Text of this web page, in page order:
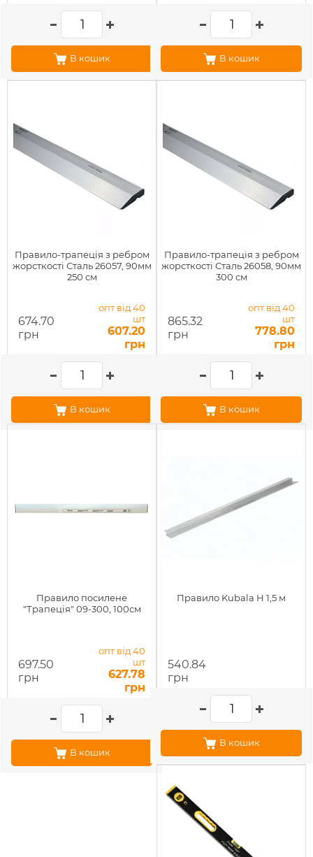
В кошик В кошик
Правило-трапеція з ребром
жорсткості Сталь 26057, 90мм
250 см
674.70
грн
опт від 40
шт
607.20
грн
В кошик
Правило-трапеція з ребром
жорсткості Сталь 26058, 90мм
300 см
865.32
грн
опт від 40
шт
778.80
грн
В кошик
Правило посилене
"Трапеція" 09-300, 100см
697.50
грн
опт від 40
шт
627.78
грн
В кошик
Правило Kubala Н 1,5 м
540.84
грн
В кошик